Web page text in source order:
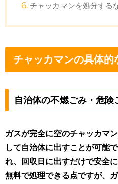
チャッカマンを処分する
チャッカマンの具体的
自治体の不燃ごみ・危険
ガスが完全に空のチャッカマ
して自治体に出すことが可能
れ、回収日に出すだけで安全
無料で処理できる点ですが、